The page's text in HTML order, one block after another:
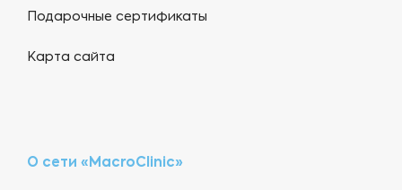
Подарочные сертификаты
Карта сайта
О сети «MacroClinic»